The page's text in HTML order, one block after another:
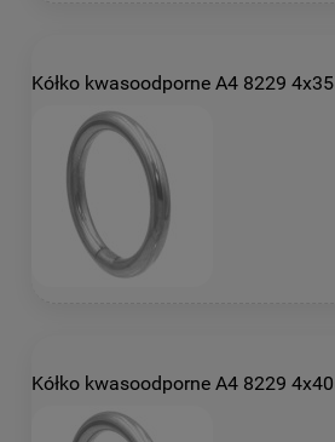
Kółko kwasoodporne A4 8229 4x35
Kółko kwasoodporne A4 8229 4x40